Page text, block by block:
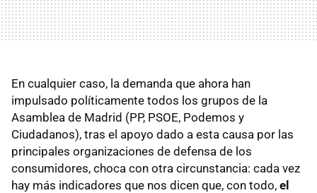
En cualquier caso, la demanda que ahora han
impulsado políticamente todos los grupos de la
Asamblea de Madrid (PP, PSOE, Podemos y
Ciudadanos), tras el apoyo dado a esta causa por las
principales organizaciones de defensa de los
consumidores, choca con otra circunstancia: cada vez
hay más indicadores que nos dicen que, con todo, el